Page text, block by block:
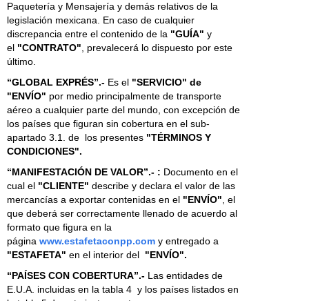
Paquetería y Mensajería y demás relativos de la
legislación mexicana. En caso de cualquier
discrepancia entre el contenido de la "GUÍA" y
el "CONTRATO" , prevalecerá lo dispuesto por este
último.
“GLOBAL EXPRÉS”.- Es el "SERVICIO" de
"ENVÍO" por medio principalmente de transporte
aéreo a cualquier parte del mundo, con excepción de
los países que figuran sin cobertura en el sub-
apartado 3.1. de los presentes "TÉRMINOS Y
CONDICIONES".
“MANIFESTACIÓN DE VALOR”.- : Documento en el
cual el "CLIENTE" describe y declara el valor de las
mercancías a exportar contenidas en el "ENVÍO" , el
que deberá ser correctamente llenado de acuerdo al
formato que figura en la
página www.estafetaconpp.com y entregado a
"ESTAFETA" en el interior del "ENVÍO".
“PAÍSES CON COBERTURA”.- Las entidades de
E.U.A. incluidas en la tabla 4 y los países listados en